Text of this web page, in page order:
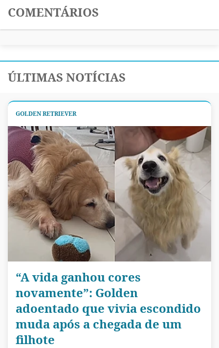
COMENTÁRIOS
ÚLTIMAS NOTÍCIAS
GOLDEN RETRIEVER
“A vida ganhou cores
novamente”: Golden
adoentado que vivia escondido
muda após a chegada de um
filhote